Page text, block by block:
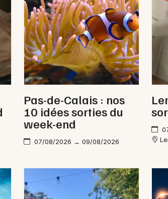
Newsletter des
Artistes en
Actus à Arras
Magazine à Arras
Pas-de-Calais : nos
10 idées sorties du
week-end
07/08/2026 → 09/08/2026